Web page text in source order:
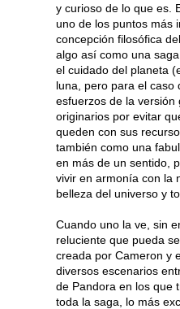
y curioso de lo que es.
uno de los puntos más
concepción filosófica
algo así como una
el cuidado del planeta
luna, pero para el caso
esfuerzos de la versión
originarios por evitar
queden con sus
también como una
en más de un sentido,
vivir en armonía con la
belleza del universo y
Cuando uno la ve, sin
reluciente que pueda
creada por Cameron y
diversos escenarios
de Pandora en los que
toda la saga, lo más